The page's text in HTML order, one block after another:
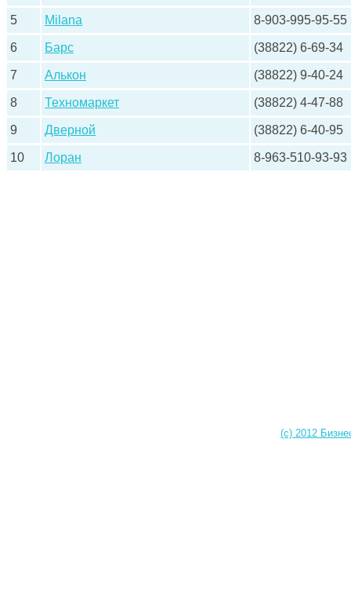
5 Milana 8-903-995-95-55
6 Барс (38822) 6-69-34
7 Алькон (38822) 9-40-24
8 Техномаркет (38822) 4-47-88
9 Дверной (38822) 6-40-95
10 Лоран 8-963-510-93-93
(c) 2012